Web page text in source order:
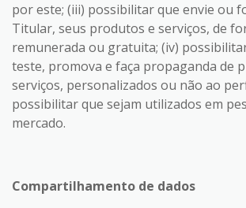
por este; (iii) possibilitar que envie ou
Titular, seus produtos e serviços, de
remunerada ou gratuita; (iv)
teste, promova e faça propaganda de
serviços, personalizados ou não ao
possibilitar que sejam utilizados em
mercado.
Compartilhamento de dados